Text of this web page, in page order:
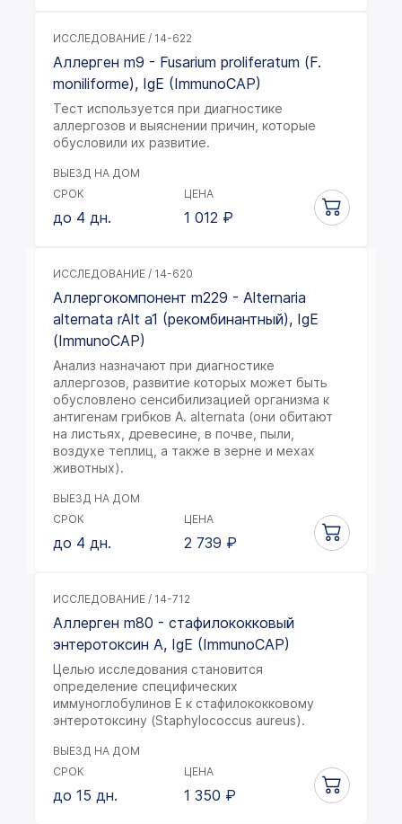
ИССЛЕДОВАНИЕ / 14-622
Аллерген m9 - Fusarium proliferatum (F.
moniliforme), IgE (ImmunoCAP)
Тест используется при диагностике
аллергозов и выяснении причин, которые
обусловили их развитие.
ВЫЕЗД НА ДОМ
СРОК
до 4 дн.
ЦЕНА
1 012 ₽
ИССЛЕДОВАНИЕ / 14-620
Аллергокомпонент m229 - Alternaria
alternata rAlt a1 (рекомбинантный), IgE
(ImmunoCAP)
Анализ назначают при диагностике
аллергозов, развитие которых может быть
обусловлено сенсибилизацией организма к
антигенам грибков A. alternata (они обитают
на листьях, древесине, в почве, пыли,
воздухе теплиц, а также в зерне и мехах
животных).
ВЫЕЗД НА ДОМ
СРОК
до 4 дн.
ЦЕНА
2 739 ₽
ИССЛЕДОВАНИЕ / 14-712
Аллерген m80 - стафилококковый
энтеротоксин А, IgE (ImmunoCAP)
Целью исследования становится
определение специфических
иммуноглобулинов E к стафилококковому
энтеротоксину (Staphylococcus aureus).
ВЫЕЗД НА ДОМ
СРОК
до 15 дн.
ЦЕНА
1 350 ₽